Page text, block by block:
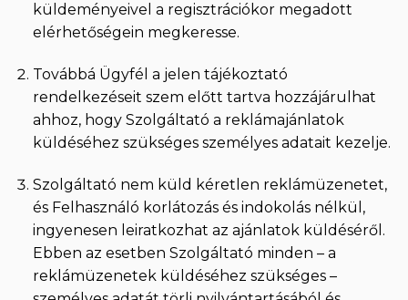
küldeményeivel a regisztrációkor megadott
elérhetőségein megkeresse.
Továbbá Ügyfél a jelen tájékoztató
rendelkezéseit szem előtt tartva hozzájárulhat
ahhoz, hogy Szolgáltató a reklámajánlatok
küldéséhez szükséges személyes adatait kezelje.
Szolgáltató nem küld kéretlen reklámüzenetet,
és Felhasználó korlátozás és indokolás nélkül,
ingyenesen leiratkozhat az ajánlatok küldéséről.
Ebben az esetben Szolgáltató minden – a
reklámüzenetek küldéséhez szükséges –